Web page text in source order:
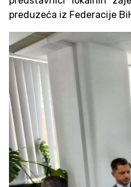
preduzeća iz Federacije